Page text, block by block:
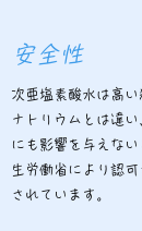
安全性
次亜塩素酸水は高
ナトリウムとは違
にも影響を与えな
生労働省により認
されています。